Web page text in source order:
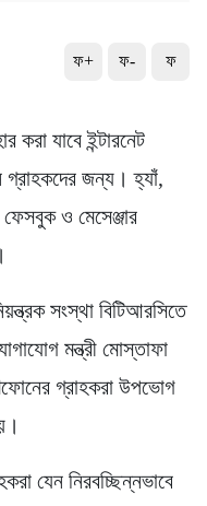
ফ+ ফ- ফ
করা যাবে ইন্টারনেট
জন্য। হ্যাঁ,
ও মেসেঞ্জার
সংস্থা বিটিআরসিতে
মন্ত্রী মোস্তাফা
গ্রাহকরা উপভোগ
যেন নিরবচ্ছিন্নভাবে